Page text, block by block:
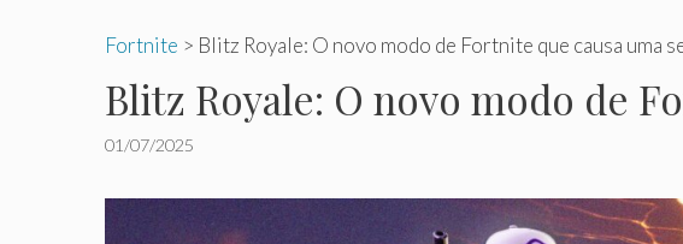
Fortnite > Blitz Royale: O novo modo de Fortnite que causa uma
Blitz Royale: O novo modo de
01/07/2025